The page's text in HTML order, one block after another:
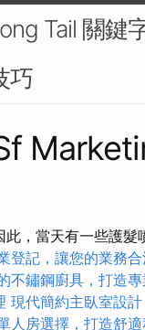
Tail 關鍵
巧
，當天有一些護髮
登記，讓您的業務
不鏽鋼廚具，打造
現代簡約主臥室設
人房選擇，打造舒